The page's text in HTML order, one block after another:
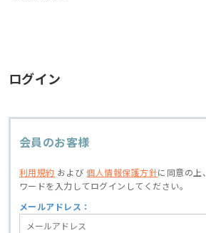
ログイン
会員のお客様
利用規約 および個人情報保護方針に同意の上、
ワードを入力してログインしてください。
メールアドレス：